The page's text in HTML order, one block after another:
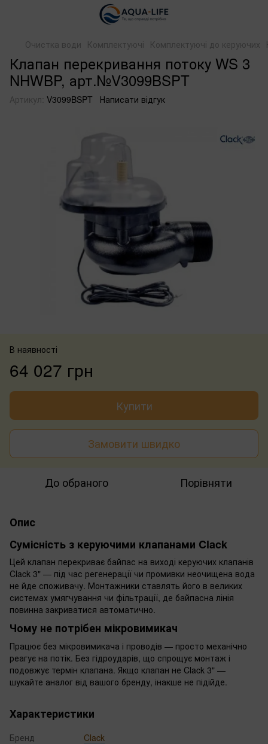
Очистка води Комплектуючі Комплектуючі до керуючих
Клапан перекривання потоку WS 3
NHWBP, арт.№V3099BSPT
Артикул: V3099BSPT Написати відгук
В наявності
64 027 грн
Купити
Замовити швидко
До обраного Порівняти
Опис
Сумісність з керуючими клапанами Clack
Цей клапан перекриває байпас на виході керуючих клапанів
Clack 3" — під час регенерації чи промивки неочищена вода
не йде споживачу. Монтажники ставлять його в великих
системах умягчування чи фільтрації, де байпасна лінія
повинна закриватися автоматично.
Чому не потрібен мікровимикач
Працює без мікровимикача і проводів — просто механічно
реагує на потік. Без гідроударів, що спрощує монтаж і
подовжує термін клапана. Якщо клапан не Clack 3" —
шукайте аналог від вашого бренду, інакше не підійде.
Характеристики
Бренд
Clack